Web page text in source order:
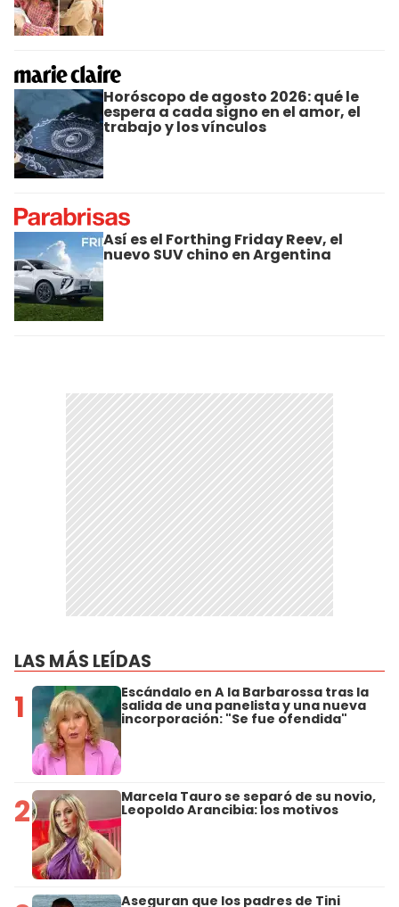
Horóscopo de agosto 2026: qué le
espera a cada signo en el amor, el
trabajo y los vínculos
Así es el Forthing Friday Reev, el
nuevo SUV chino en Argentina
LAS MÁS LEÍDAS
1 Escándalo en A la Barbarossa tras la
salida de una panelista y una nueva
incorporación: "Se fue ofendida"
2 Marcela Tauro se separó de su novio,
Leopoldo Arancibia: los motivos
Aseguran que los padres de Tini